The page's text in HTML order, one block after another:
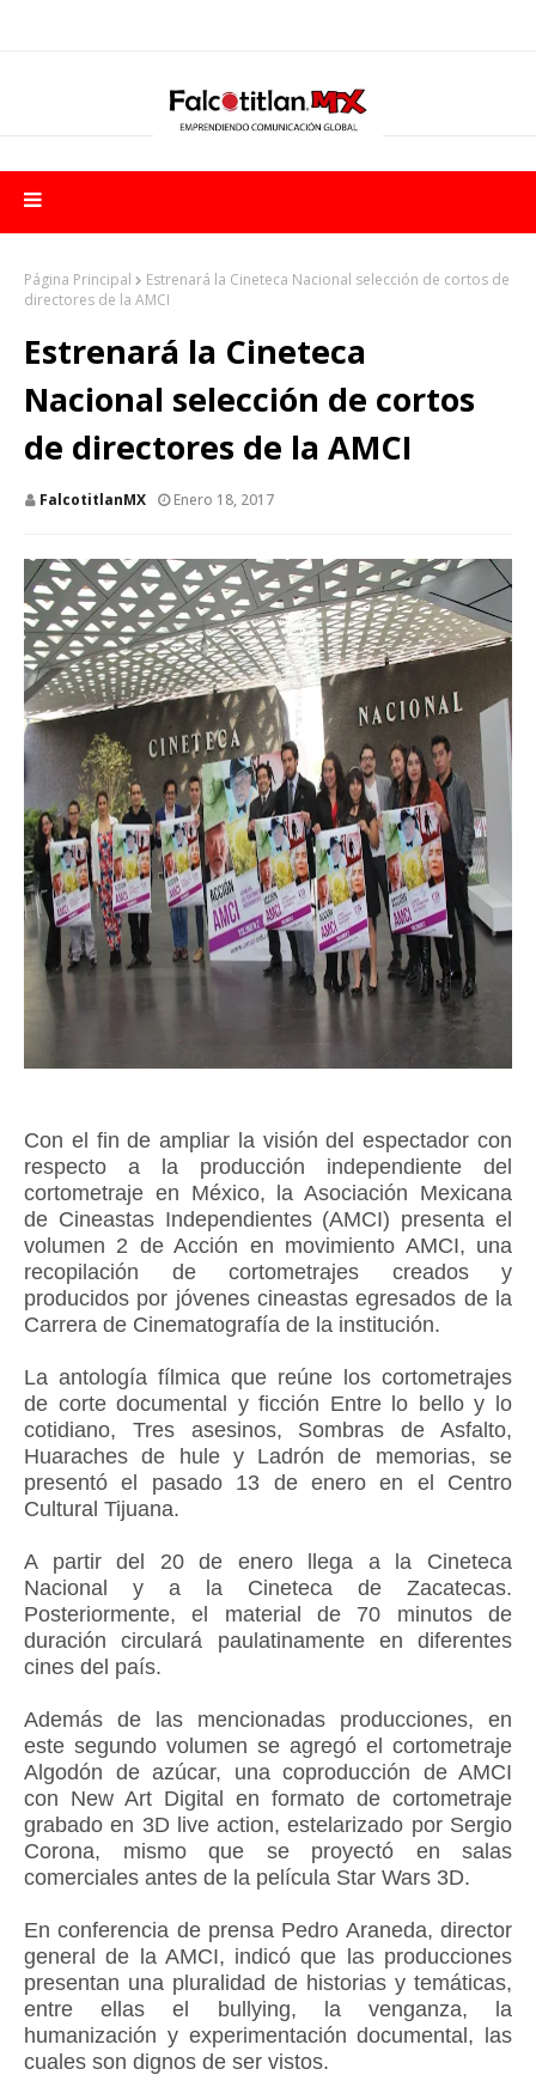
Página Principal
Estrenará la Cineteca Nacional selección de cortos de
directores de la AMCI
Estrenará la Cineteca
Nacional selección de cortos
de directores de la AMCI
FalcotitlanMX Enero 18, 2017
Con el fin de ampliar la visión del espectador con
respecto a la producción independiente del
cortometraje en México, la Asociación Mexicana
de Cineastas Independientes (AMCI) presenta el
volumen 2 de Acción en movimiento AMCI, una
recopilación de cortometrajes creados y
producidos por jóvenes cineastas egresados de la
Carrera de Cinematografía de la institución.
La antología fílmica que reúne los cortometrajes
de corte documental y ficción Entre lo bello y lo
cotidiano, Tres asesinos, Sombras de Asfalto,
Huaraches de hule y Ladrón de memorias, se
presentó el pasado 13 de enero en el Centro
Cultural Tijuana.
A partir del 20 de enero llega a la Cineteca
Nacional y a la Cineteca de Zacatecas.
Posteriormente, el material de 70 minutos de
duración circulará paulatinamente en diferentes
cines del país.
Además de las mencionadas producciones, en
este segundo volumen se agregó el cortometraje
Algodón de azúcar, una coproducción de AMCI
con New Art Digital en formato de cortometraje
grabado en 3D live action, estelarizado por Sergio
Corona, mismo que se proyectó en salas
comerciales antes de la película Star Wars 3D.
En conferencia de prensa Pedro Araneda, director
general de la AMCI, indicó que las producciones
presentan una pluralidad de historias y temáticas,
entre ellas el bullying, la venganza, la
humanización y experimentación documental, las
cuales son dignos de ser vistos.